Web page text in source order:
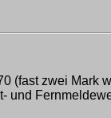
(fast zwei Mark
und